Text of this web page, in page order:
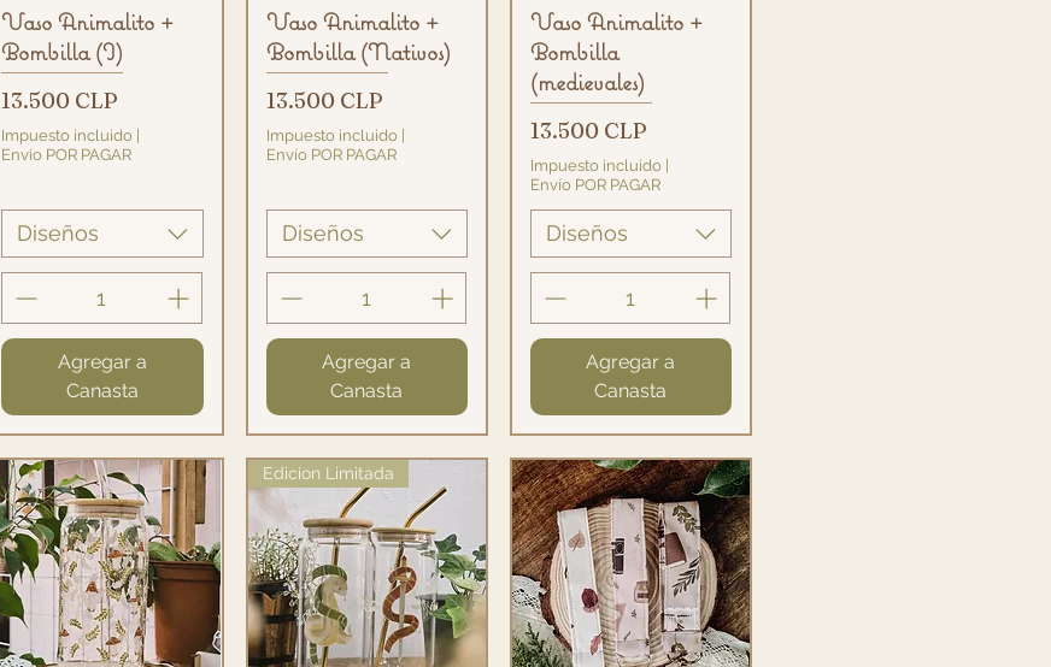
Vista rápida
Vaso Animalito +
Bombilla (I)
Precio
13.500 CLP
Impuesto incluido
Envío POR PAGAR
Diseños
Agregar a
Canasta
Vista rápida
Vaso Animalito +
Bombilla (Nativos)
Precio
13.500 CLP
Impuesto incluido|
Envío POR PAGAR
Diseños
Agregar a
Canasta
Vista rápida
Vaso Animalito +
Bombilla
(medievales)
Precio
13.500 CLP
Impuesto incluido|
Envío POR PAGAR
Diseños
Agregar a
Canasta
Edicion Limitada